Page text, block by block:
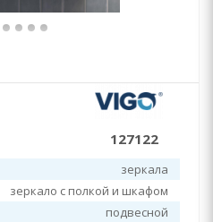
127122
зеркала
зеркало с полкой и шкафом
подвесной